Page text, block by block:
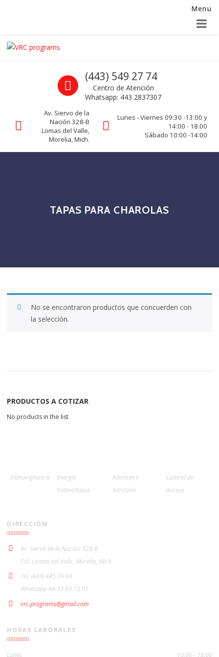
Menu
Skip to navigation
Skip to content
La seguridad de su empresa es nuestro negocio.
Call us
(443) 549 27 74
Centro de Atención
Whatsapp: 443 2837307
Av. Siervo de la
Nación 328-B
Lomas del Valle,
Morelia, Mich.
Lunes - Viernes 09:30 -13:00 y
14:00 - 18:00
Sábado 10:00 -14:00
TAPAS PARA CHAROLAS
No se encontraron productos que concuerden con
la selección.
PRODUCTOS A COTIZAR
No products in the list
Videovigilancia
Energía
Fotovoltaica
Alarmas e
Intrusión
Control de
Acceso
DIRECCIÓN
Av. Siervo de la Nación 328-B
Col. Lomas del Valle, Morelia, Mich.
Tel. (443) 445 39 98
Whatsapp 44 32 83 73 07
vrc.programs@gmail.com
HORAS LABORALES
Lunes 10:00 - 18:00